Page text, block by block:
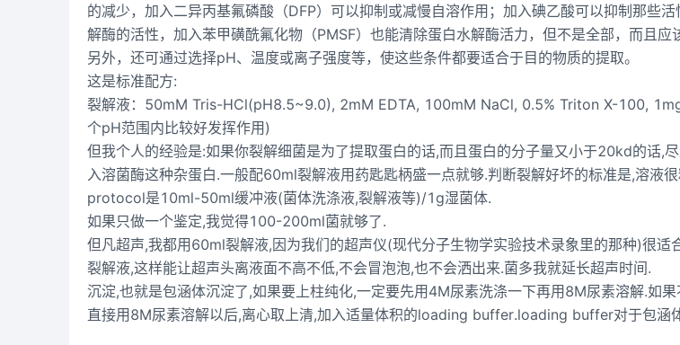
的减少，加入二异丙基氟磷酸（DFP）可以抑制或减慢自溶作用；加入碘乙酸可以抑制那些
解酶的活性，加入苯甲磺酰氟化物（PMSF）也能清除蛋白水解酶活力，但不是全部，而且应
另外，还可通过选择pH、温度或离子强度等，使这些条件都要适合于目的物质的提取。
这是标准配方:
裂解液：50mM Tris-HCl(pH8.5~9.0), 2mM EDTA, 100mM NaCl, 0.5% Triton X-100,
个pH范围内比较好发挥作用)
但我个人的经验是:如果你裂解细菌是为了提取蛋白的话,而且蛋白的分子量又小于20kd的话,
入溶菌酶这种杂蛋白.一般配60ml裂解液用药匙匙柄盛一点就够.判断裂解好坏的标准是,溶液
protocol是10ml-50ml缓冲液(菌体洗涤液,裂解液等)/1g湿菌体.
如果只做一个鉴定,我觉得100-200ml菌就够了.
但凡超声,我都用60ml裂解液,因为我们的超声仪(现代分子生物学实验技术录象里的那种)很
裂解液,这样能让超声头离液面不高不低,不会冒泡泡,也不会洒出来.菌多我就延长超声时间.
沉淀,也就是包涵体沉淀了,如果要上柱纯化,一定要先用4M尿素洗涤一下再用8M尿素溶解.如
直接用8M尿素溶解以后,离心取上清,加入适量体积的loading buffer.loading buffer对于包涵